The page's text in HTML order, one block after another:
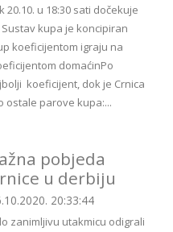
u 18:30 sati dočekuje
kupa je koncipiran
koeficijentom igraju na
domaćinPo
koeficijent, dok je Crnica
ostale parove kupa:...
pobjeda
u derbiju
20:33:44
zanimljivu utakmicu odigrali